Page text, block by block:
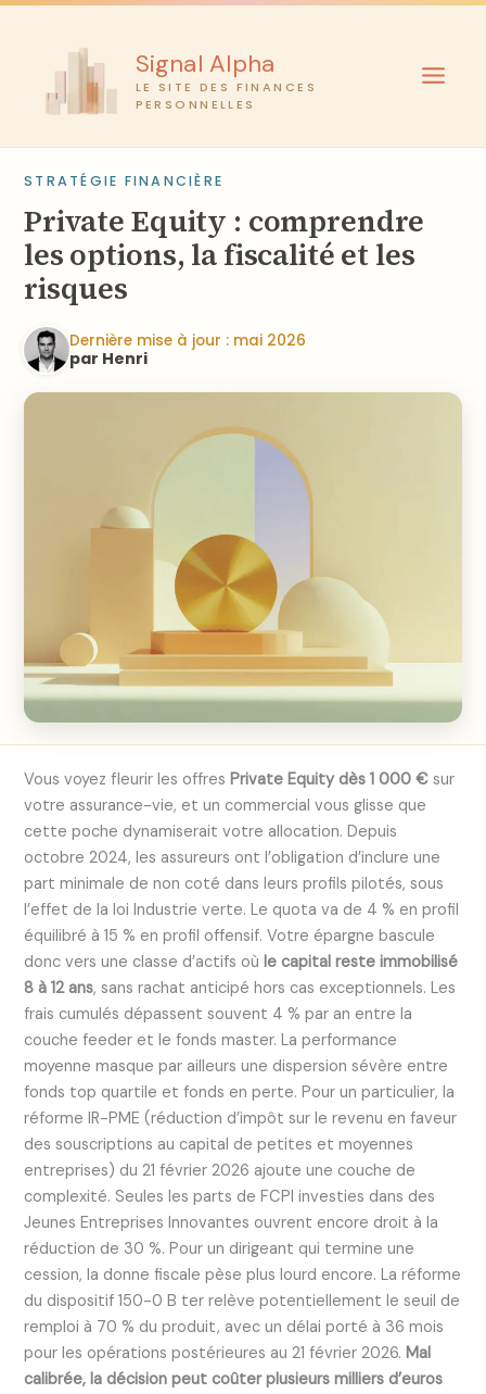
Aller
Signal Alpha
LE SITE DES FINANCES
PERSONNELLES
STRATÉGIE FINANCIÈRE
Private Equity : comprendre
les options, la fiscalité et les
risques
Dernière mise à jour : mai 2026
par Henri
Vous voyez fleurir les offresPrivate Equity dès 1 000 € sur
votre assurance-vie, et un commercial vous glisse que
cette poche dynamiserait votre allocation. Depuis
octobre 2024, les assureurs ont l’obligation d’inclure une
part minimale de non coté dans leurs profils pilotés, sous
l’effet de la loi Industrie verte. Le quota va de 4 % en profil
équilibré à 15 % en profil offensif. Votre épargne bascule
donc vers une classe d’actifs oùle capital reste immobilisé
8 à 12 ans, sans rachat anticipé hors cas exceptionnels. Les
frais cumulés dépassent souvent 4 % par an entre la
couche feeder et le fonds master. La performance
moyenne masque par ailleurs une dispersion sévère entre
fonds top quartile et fonds en perte. Pour un particulier, la
réforme IR-PME (réduction d’impôt sur le revenu en faveur
des souscriptions au capital de petites et moyennes
entreprises) du 21 février 2026 ajoute une couche de
complexité. Seules les parts de FCPI investies dans des
Jeunes Entreprises Innovantes ouvrent encore droit à la
réduction de 30 %. Pour un dirigeant qui termine une
cession, la donne fiscale pèse plus lourd encore. La réforme
du dispositif 150-0 B ter relève potentiellement le seuil de
remploi à 70 % du produit, avec un délai porté à 36 mois
pour les opérations postérieures au 21 février 2026.Mal
calibrée, la décision peut coûter plusieurs milliers d’euros